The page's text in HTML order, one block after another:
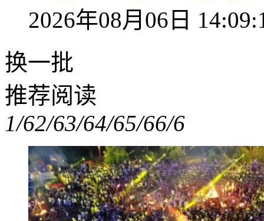
2026年08月06日
换一批
推荐阅读
1/62/63/64/65/66/6